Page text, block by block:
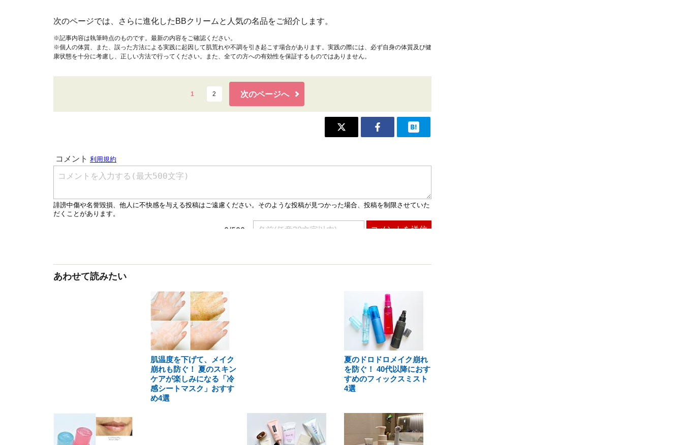
次のページでは、さらに進化したBBクリームと人気の名品をご紹介します。
※記事内容は執筆時点のものです。最新の内容をご確認ください。
※個人の体質、また、誤った方法による実践に起因して肌荒れや不調を引き起こす場合があります。実践の際には、必ず自身の体質及び健
康状態を十分に考慮し、正しい方法で行ってください。また、全ての方への有効性を保証するものではありません。
1 2 次のページへ
あわせて読みたい
肌温度を下げて、メイク
崩れも防ぐ！ 夏のスキン
ケアが楽しみになる「冷
感シートマスク」おすす
め4選
夏のドロドロメイク崩れ
を防ぐ！ 40代以降におす
すめのフィックスミスト
4選